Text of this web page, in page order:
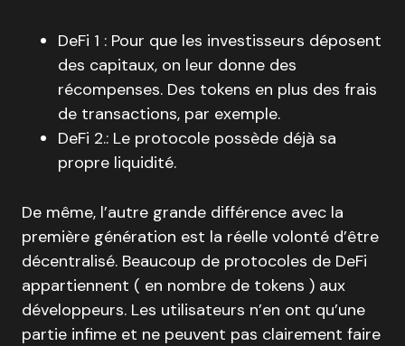
DeFi 1 : Pour que les investisseurs déposent
des capitaux, on leur donne des
récompenses. Des tokens en plus des frais
de transactions, par exemple.
DeFi 2.: Le protocole possède déjà sa
propre liquidité.
De même, l’autre grande différence avec la
première génération est la réelle volonté d’être
décentralisé. Beaucoup de protocoles de DeFi
appartiennent ( en nombre de tokens ) aux
développeurs. Les utilisateurs n’en ont qu’une
partie infime et ne peuvent pas clairement faire